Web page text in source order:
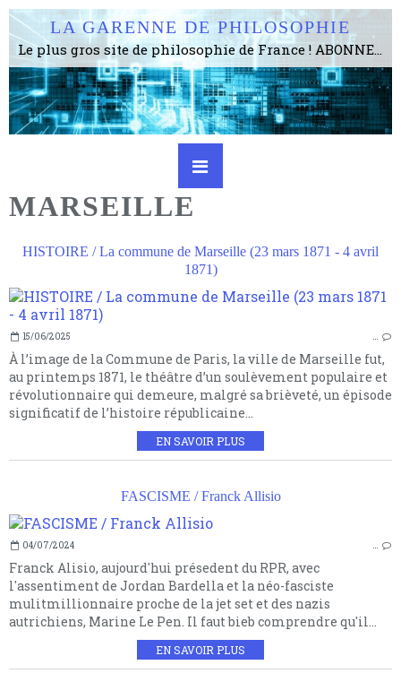
LA GARENNE DE PHILOSOPHIE
Le plus gros site de philosophie de France ! ABONNEZ-VOUS ! 4115 Articles, 1634 abonné·e·s, depuis 2006 . . . . . . . . 2 852 214 pages vues jusqu'à présent. Prestance et être apte à un plus grand nombre de choses.
MARSEILLE
HISTOIRE / La commune de Marseille (23 mars 1871 - 4 avril
1871)
15/06/2025 …
À l’image de la Commune de Paris, la ville de Marseille fut,
au printemps 1871, le théâtre d’un soulèvement populaire et
révolutionnaire qui demeure, malgré sa brièveté, un épisode
significatif de l’histoire républicaine...
EN SAVOIR PLUS
FASCISME / Franck Allisio
04/07/2024 …
Franck Alisio, aujourd'hui présedent du RPR, avec
l'assentiment de Jordan Bardella et la néo-fasciste
mulitmillionnaire proche de la jet set et des nazis
autrichiens, Marine Le Pen. Il faut bieb comprendre qu'il...
EN SAVOIR PLUS